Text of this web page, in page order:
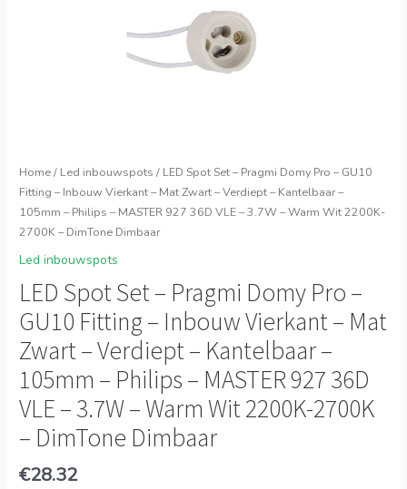
Home/ Led inbouwspots / LED Spot Set – Pragmi Domy Pro – GU10
Fitting – Inbouw Vierkant – Mat Zwart – Verdiept – Kantelbaar –
105mm – Philips – MASTER 927 36D VLE – 3.7W – Warm Wit 2200K-
2700K – DimTone Dimbaar
Led inbouwspots
LED Spot Set – Pragmi Domy Pro –
GU10 Fitting – Inbouw Vierkant – Mat
Zwart – Verdiept – Kantelbaar –
105mm – Philips – MASTER 927 36D
VLE – 3.7W – Warm Wit 2200K-2700K
– DimTone Dimbaar
€28.32